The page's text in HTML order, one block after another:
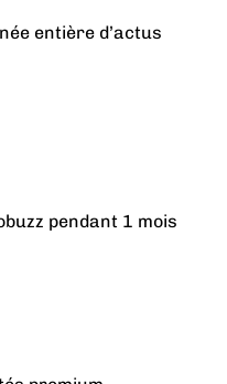
entière d’actus
pendant 1 mois